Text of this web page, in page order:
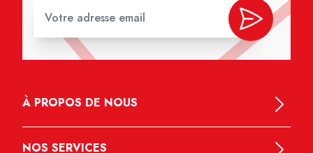
À PROPOS DE NOUS
NOS SERVICES